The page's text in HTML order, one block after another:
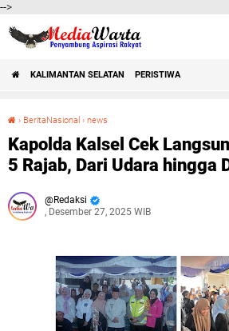
-->
KALIMANTAN SELATAN PERISTIWA
› BeritaNasional › news
Kapolda Kalsel Cek
5 Rajab, Dari Udara hingga
Redaksi
, Desember 27, 2025 WIB